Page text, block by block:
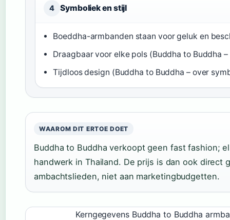
4 Symboliek en stijl
Boeddha-armbanden staan voor geluk en
Draagbaar voor elke pols (Buddha to Buddha
Tijdloos design (Buddha to Buddha – over
WAAROM DIT ERTOE DOET
Buddha to Buddha verkoopt geen fast fashion;
handwerk in Thailand. De prijs is dan ook direct
ambachtslieden, niet aan marketingbudgetten.
Kerngegevens Buddha to Buddha